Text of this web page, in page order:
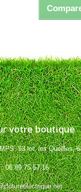
votre boutique
53 lot. les Queilles,
:06 89 75 57 16